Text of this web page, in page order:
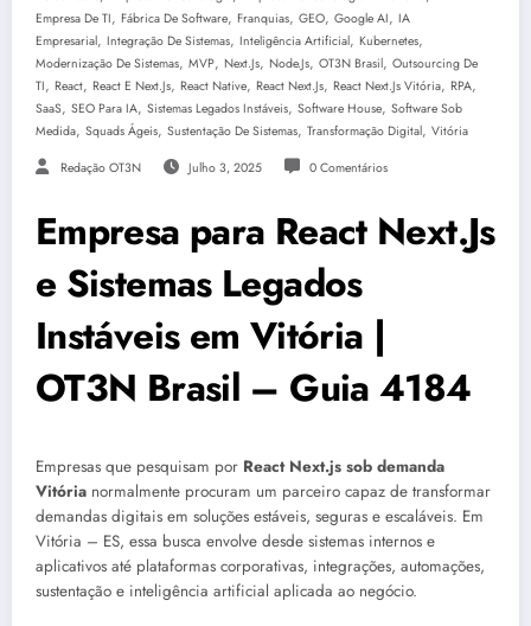
Empresa De TI, Fábrica De Software, Franquias, GEO, Google AI, IA
Empresarial, Integração De Sistemas, Inteligência Artificial, Kubernetes,
Modernização De Sistemas, MVP, Next.js, Node.js, OT3N Brasil, Outsourcing De
TI, React, React E Next.js, React Native, React Next.js, React Next.js Vitória, RPA,
SaaS, SEO Para IA, Sistemas Legados Instáveis, Software House, Software Sob
Medida, Squads Ágeis, Sustentação De Sistemas, Transformação Digital, Vitória
Redação OT3N Julho 3, 2025 0 Comentários
Empresa para React Next.Js
e Sistemas Legados
Instáveis em Vitória |
OT3N Brasil – Guia 4184
Empresas que pesquisam por React Next.js sob demanda
Vitória normalmente procuram um parceiro capaz de transformar
demandas digitais em soluções estáveis, seguras e escaláveis. Em
Vitória – ES, essa busca envolve desde sistemas internos e
aplicativos até plataformas corporativas, integrações, automações,
sustentação e inteligência artificial aplicada ao negócio.